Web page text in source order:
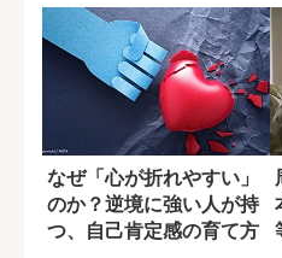
なぜ「心が折れやすい」
のか？逆境に強い人が持
つ、自己肯定感の育て方